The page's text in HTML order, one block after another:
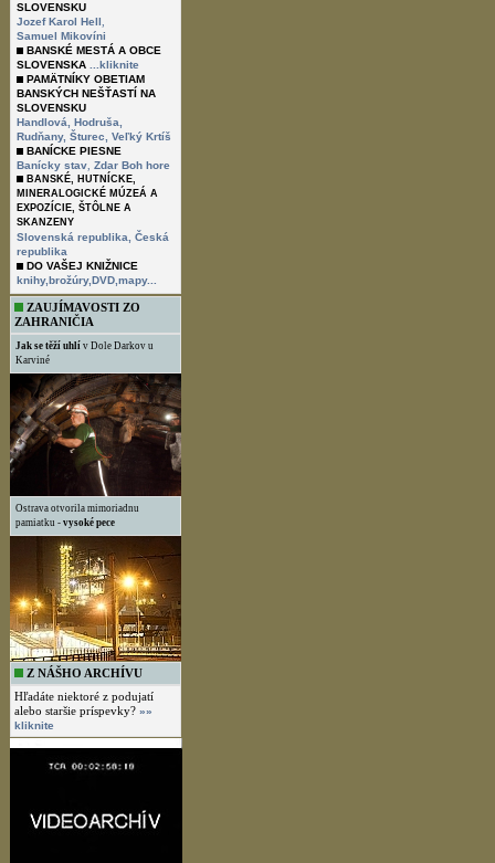
SLOVENSKU
Jozef Karol Hell
Samuel Mikovíni
BANSKÉ MESTÁ A OBCE
SLOVENSKA
...kliknite
PAMÄTNÍKY OBETIAM
BANSKÝCH NEŠŤASTÍ NA
SLOVENSKU
Handlová,
Hodruša,
Rudňany, Šturec,
Veľký Krtíš
BANÍCKE PIESNE
Banícky stav Zdar Boh hore
BANSKÉ, HUTNÍCKE,
MINERALOGICKÉ MÚZEÁ A
EXPOZÍCIE, ŠTÔLNE A
SKANZENY
Slovenská republika,
Česká
republika
DO VAŠEJ KNIŽNICE
knihy,brožúry,DVD,mapy...
ZAUJÍMAVOSTI ZO
ZAHRANIČIA
Jak se těží uhlí v Dole Darkov u
Karviné
Ostrava otvorila mimoriadnu
pamiatku - vysoké pece
Z NÁŠHO ARCHÍVU
Hľadáte niektoré z podujatí
alebo staršie príspevky? »»
kliknite